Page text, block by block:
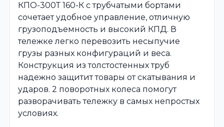
КПО-300Т 160-К с трубчатыми бортами
сочетает удобное управление, отличную
грузоподъемность и высокий КПД. В
тележке легко перевозить несыпучие
грузы разных конфигураций и веса.
Конструкция из толстостенных труб
надежно защитит товары от скатывания и
ударов. 2 поворотных колеса помогут
разворачивать тележку в самых непростых
условиях.